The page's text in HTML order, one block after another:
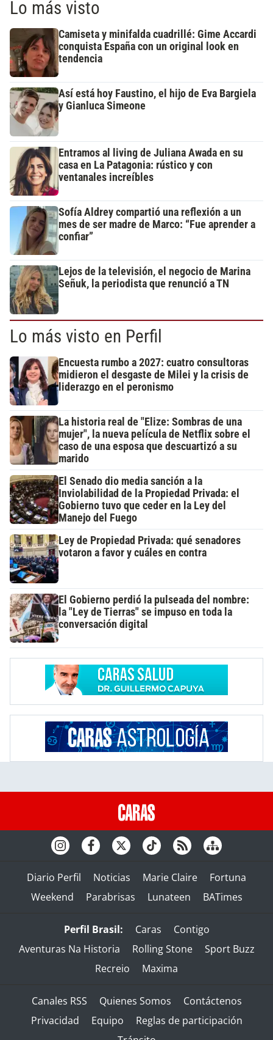
Lo más visto
Camiseta y minifalda cuadrillé: Gime Accardi
conquista España con un original look en
tendencia
Así está hoy Faustino, el hijo de Eva Bargiela
y Gianluca Simeone
Entramos al living de Juliana Awada en su
casa en La Patagonia: rústico y con
ventanales increíbles
Sofía Aldrey compartió una reflexión a un
mes de ser madre de Marco: “Fue aprender a
confiar”
Lejos de la televisión, el negocio de Marina
Señuk, la periodista que renunció a TN
Lo más visto en Perfil
Encuesta rumbo a 2027: cuatro consultoras
midieron el desgaste de Milei y la crisis de
liderazgo en el peronismo
La historia real de "Elize: Sombras de una
mujer", la nueva película de Netflix sobre el
caso de una esposa que descuartizó a su
marido
El Senado dio media sanción a la
Inviolabilidad de la Propiedad Privada: el
Gobierno tuvo que ceder en la Ley del
Manejo del Fuego
Ley de Propiedad Privada: qué senadores
votaron a favor y cuáles en contra
El Gobierno perdió la pulseada del nombre:
la "Ley de Tierras" se impuso en toda la
conversación digital
Diario Perfil Noticias Marie Claire
Fortuna
Weekend
Parabrisas Lunateen BATimes
Perfil Brasil: Caras
Contigo
Aventuras Na Historia
Rolling Stone
Sport Buzz
Recreio
Maxima
Canales RSS Quienes Somos
Contáctenos
Privacidad
Equipo
Reglas de participación